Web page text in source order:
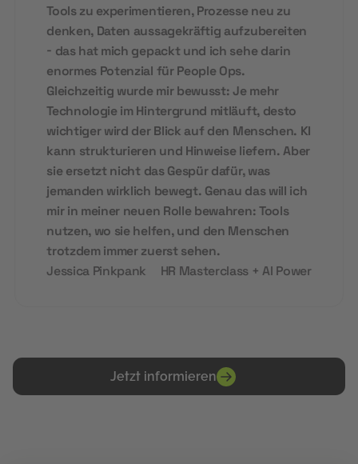
Tools zu experimentieren, Prozesse neu zu
denken, Daten aussagekräftig aufzubereiten
- das hat mich gepackt und ich sehe darin
enormes Potenzial für People Ops.
Gleichzeitig wurde mir bewusst: Je mehr
Technologie im Hintergrund mitläuft, desto
wichtiger wird der Blick auf den Menschen. KI
kann strukturieren und Hinweise liefern. Aber
sie ersetzt nicht das Gespür dafür, was
jemanden wirklich bewegt. Genau das will ich
mir in meiner neuen Rolle bewahren: Tools
nutzen, wo sie helfen, und den Menschen
trotzdem immer zuerst sehen.
Jessica Pinkpank
HR Masterclass + AI Power
Jetzt informieren